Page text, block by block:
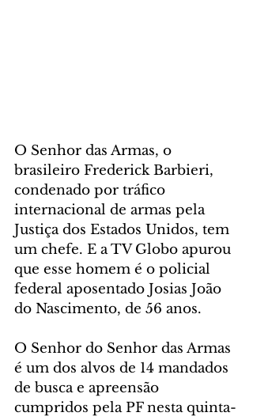
O Senhor das Armas, o
brasileiro Frederick Barbieri,
condenado por tráfico
internacional de armas pela
Justiça dos Estados Unidos, tem
um chefe. E a TV Globo apurou
que esse homem é o policial
federal aposentado Josias João
do Nascimento, de 56 anos.
O Senhor do Senhor das Armas
é um dos alvos de 14 mandados
de busca e apreensão
cumpridos pela PF nesta quinta-